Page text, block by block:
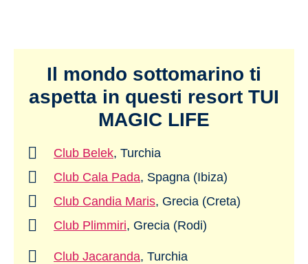
Il mondo sottomarino ti
aspetta in questi resort TUI
MAGIC LIFE
Club Belek, Turchia
Club Cala Pada, Spagna (Ibiza)
Club Candia Maris, Grecia (Creta)
Club Plimmiri, Grecia (Rodi)
Club Jacaranda, Turchia